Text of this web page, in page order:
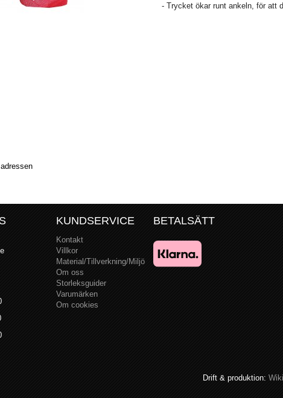
- Trycket ökar runt ankeln, för att
KUNDSERVICE
Kontakt
Villkor
Material/Tillverkning/Miljö
Om oss
Storleksguider
Varumärken
Om cookies
BETALSÄTT
Drift & produktion: